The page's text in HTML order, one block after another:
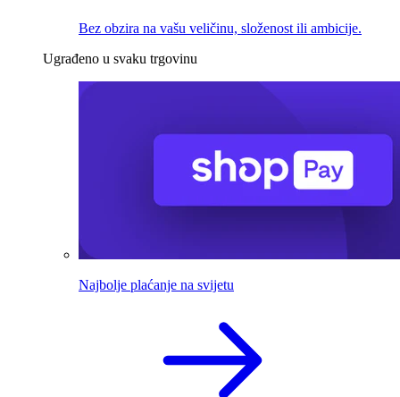
Bez obzira na vašu veličinu, složenost ili ambicije.
Ugrađeno u svaku trgovinu
Najbolje plaćanje na svijetu